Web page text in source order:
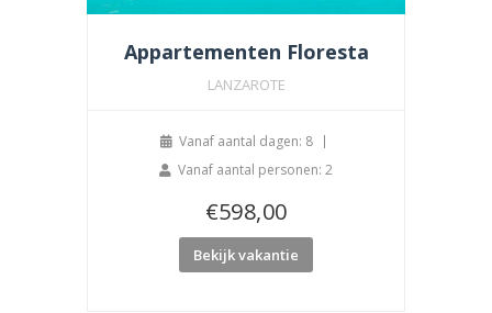
Appartementen Floresta
LANZAROTE
Vanaf aantal dagen: 8
Vanaf aantal personen: 2
€598,00
Bekijk vakantie